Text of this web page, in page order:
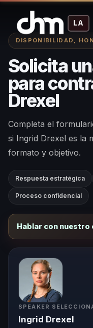
LA
DISPONIBILIDAD,
Solicita
para
Drexel
Completa el
si Ingrid Drexel es la
formato y objetivo.
Respuesta estratégica
Proceso confidencial
Hablar con nuestro
SPEAKER
Ingrid Drexel